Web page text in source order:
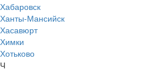
Хабаровск
Ханты-Мансийск
Хасавюрт
Химки
Хотьково
Ч